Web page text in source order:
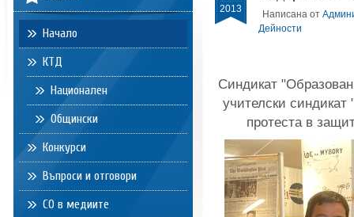
2013
Написана от
Дейности
Синдикат
учителски
протеста в
Начало
КТД
Национален
Общински
Конкурси
Въпроси и отговори
СО в медиите